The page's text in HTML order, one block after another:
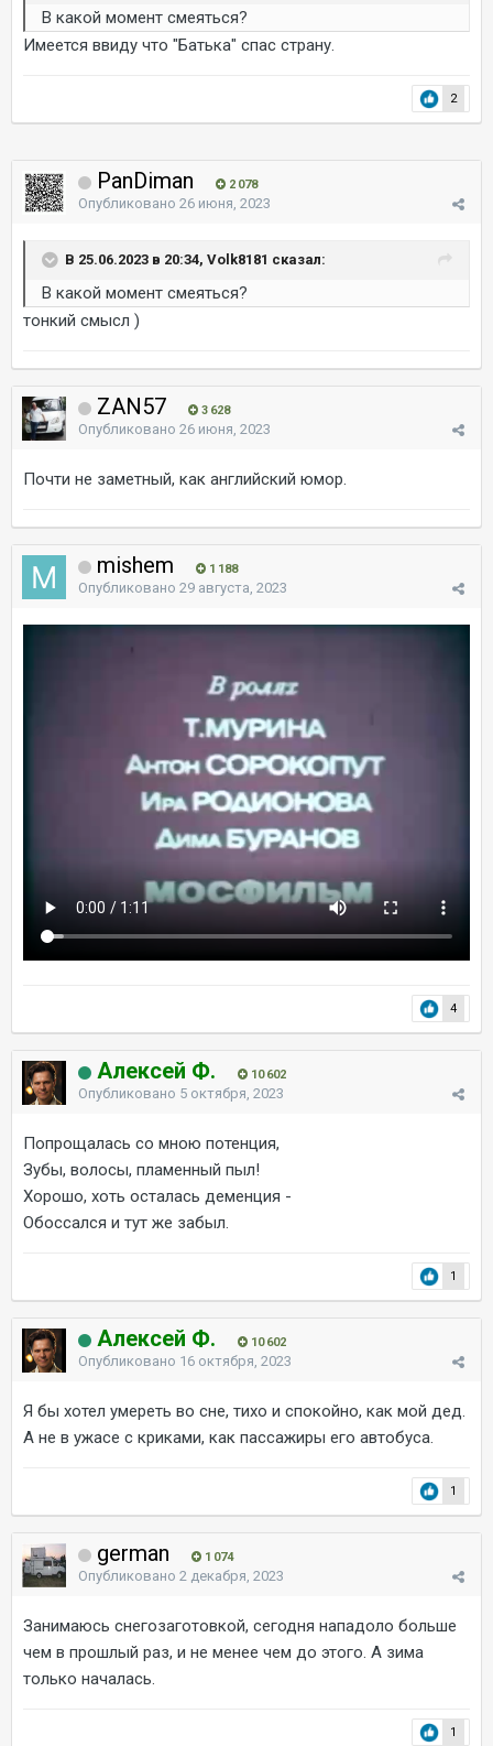
В какой момент смеяться?
Имеется ввиду что "Батька" спас страну.
2
PanDiman 2 078
Опубликовано 26 июня, 2023
В 25.06.2023 в 20:34, Volk8181 сказал:
В какой момент смеяться?
тонкий смысл )
ZAN57 3 628
Опубликовано 26 июня, 2023
Почти не заметный, как английский юмор.
mishem 1 188
Опубликовано 29 августа, 2023
4
Алексей Ф. 10 602
Опубликовано 5 октября, 2023
Попрощалась со мною потенция,
Зубы, волосы, пламенный пыл!
Хорошо, хоть осталась деменция -
Обоссался и тут же забыл.
1
Алексей Ф. 10 602
Опубликовано 16 октября, 2023
Я бы хотел умереть во сне, тихо и спокойно, как мой дед.
А не в ужасе с криками, как пассажиры его автобуса.
1
german 1 074
Опубликовано 2 декабря, 2023
Занимаюсь снегозаготовкой, сегодня нападоло больше
чем в прошлый раз, и не менее чем до этого. А зима
только началась.
1